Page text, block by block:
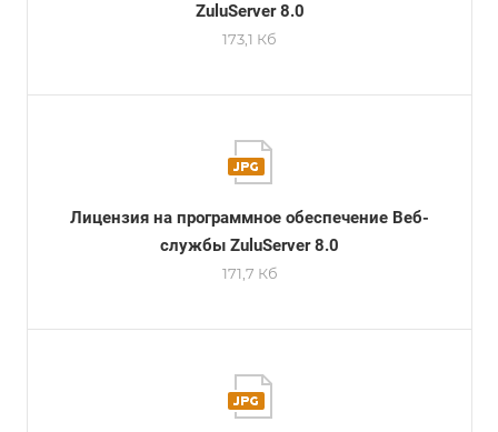
ZuluServer 8.0
173,1 Кб
Лицензия на программное обеспечение Веб-
службы ZuluServer 8.0
171,7 Кб